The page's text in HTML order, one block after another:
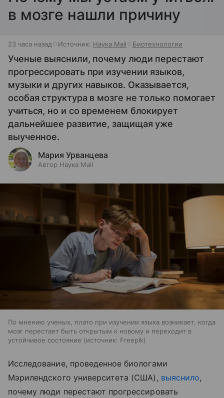
в мозге нашли причину
23 часа назад Источник: Наука Mail Биотехнологии
Ученые выяснили, почему люди перестают
прогрессировать при изучении языков,
музыки и других навыков. Оказывается,
особая структура в мозге не только помогает
учиться, но и со временем блокирует
дальнейшее развитие, защищая уже
выученное.
Мария Урванцева
Автор Наука Mail
По мнению ученых, плато при изучении языка возникает, когда
мозг перестает быть открытым к новому и переходит в
устойчивое состояние
источник: Freepik
Исследование, проведенное биологами
Мэрилендского университета (США), выяснило,
почему люди перестают прогрессировать